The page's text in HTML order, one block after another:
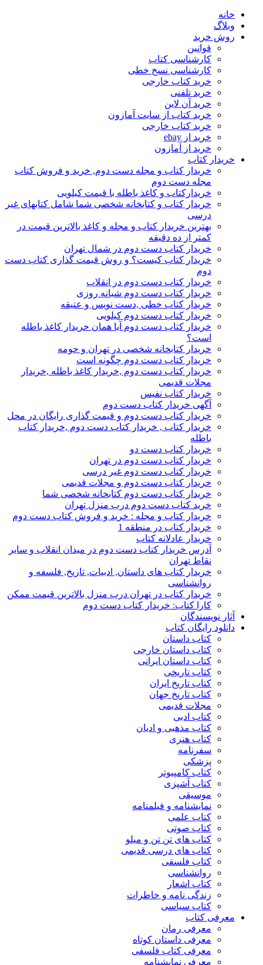
خانه
وبلاگ
روش خرید
قوانین
کارشناسی کتاب
کارشناسی نسخ خطی
خرید کتاب خارجی
خرید تلفنی
خرید آن لاین
خرید کتاب از سایت آمازون
خرید کتاب خارجی
خرید از ebay
خرید از آمازون
خریدار کتاب
خریدار کتاب و مجله دست دوم, خرید و فروش کتاب
مجله دست دوم
خریدارکتاب و کاغذ باطله با قیمت کیلویی
خریدار کتاب و کتابخانه شخصی شما شامل کتابهای غیر
درسی
بهترین خریدار کتاب و مجله و کاغذ بالاترین قیمت در
کمتر از ده دقیقه
خریدار کتاب دست دوم در شمال تهران
خریدار کتاب کیست؟ و روش قیمت گذاری کتاب دست
دوم
خریدار کتاب دست دوم در انقلاب
خریدار کتاب دست دوم شبانه روزی
خریدار کتاب خطی ,دست نویس و عتیقه
خریدار کتاب دست دوم کیلویی
خریدار کتاب دست دوم آیا همان خریدار کاغذ باطله
است؟
خریدار کتابخانه شخصی در تهران و حومه
خریدار کتاب دست دوم چگونه است
خریدار کتاب دست دوم ,خریدار کاغذ باطله ,خریدار
مجلات قدیمی
خریدار کتاب نفیس
آگهی خریدار کتاب دست دوم
خریدار کتاب دست دوم و قیمت گذاری رایگان در محل
خریدار کتاب , خریدار کتاب دست دوم ,خریدار کتاب
باطله
خریدار کتاب دست دو
خریدار کتاب دست دوم در تهران
خریدار کتاب دست دوم غیر درسی
خریدار کتاب دست دوم و مجلات قدیمی
خریدار کتاب دست دوم کتابخانه شخصی شما
خرید کتاب دست دوم درب منزل تهران
خریدار کتاب و مجله : خرید و فروش کتاب دست دوم
خریدار کتاب در منطقه 1
خریدار عادلانه کتاب
آدرس خریدار کتاب دست دوم در میدان انقلاب و سایر
نقاط تهران
خریدار کتاب های داستان, ادبیات, تاریخ, فلسفه و
روانشناسی
خریدار کتاب در تهران درب منزل بالاترین قیمت ممکن
کارا کتاب: خریدار کتاب دست دوم
آثار نویسندگان
دانلود رایگان کتاب
کتاب داستان
کتاب داستان خارجی
کتاب داستان ایرانی
کتاب تاریخی
کتاب تاریخ ایران
کتاب تاریخ جهان
مجلات قدیمی
کتاب ادبی
کتاب مذهبی و ادیان
کتاب هنری
سفرنامه
پزشکی
کتاب کامپیوتر
کتاب آشپزی
موسیقی
نمایشنامه و فیلمنامه
کتاب علمی
کتاب صوتی
کتاب های تن تن و میلو
کتاب های درسی قدیمی
کتاب فلسفی
روانشناسی
کتاب اشعار
زندگی نامه و خاطرات
کتاب سیاسی
معرفی کتاب
معرفی رمان
معرفی داستان کوتاه
معرفی کتاب فلسفی
معرفی نمایشنامه